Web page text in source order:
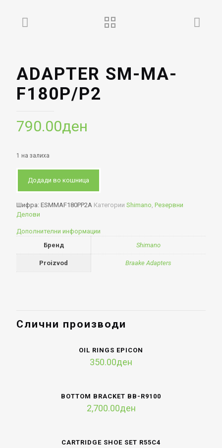
ADAPTER SM-MA-
F180P/P2
790.00ден
1 на залиха
Додади во кошница
Шифра: ESMMAF180PP2A Категории Shimano, Резервни
Делови
Дополнителни информации
Бренд
Shimano
Proizvod Braake Adapters
Слични производи
OIL RINGS EPICON
350.00ден
BOTTOM BRACKET BB-R9100
2,700.00ден
CARTRIDGE SHOE SET R55C4